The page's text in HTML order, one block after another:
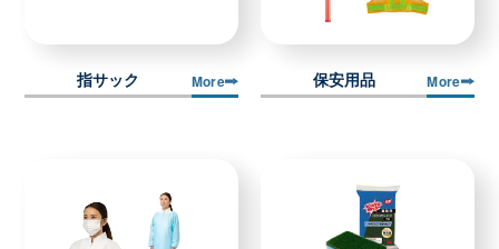
指サック More 保安用品 More